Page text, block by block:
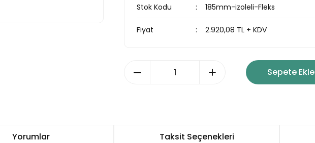
Stok Kodu 185mm-izoleli-Fleks
Fiyat 2.920,08 TL + KDV
Sepete Ekle
Yorumlar Taksit Seçenekleri